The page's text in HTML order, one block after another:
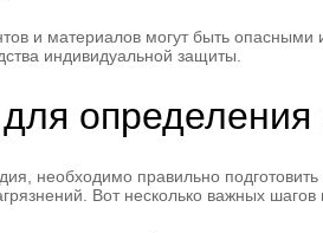
и материалов могут быть
индивидуальной защиты.
необходимо правильно
Вот несколько важных шагов